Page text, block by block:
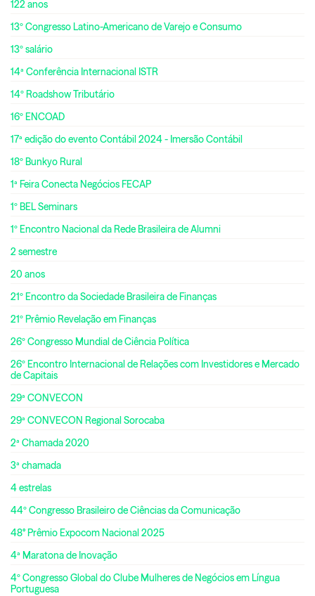
122 anos
13º Congresso Latino-Americano de Varejo e Consumo
13º salário
14ª Conferência Internacional ISTR
14º Roadshow Tributário
16º ENCOAD
17ª edição do evento Contábil 2024 - Imersão Contábil
18º Bunkyo Rural
1ª Feira Conecta Negócios FECAP
1º BEL Seminars
1º Encontro Nacional da Rede Brasileira de Alumni
2 semestre
20 anos
21º Encontro da Sociedade Brasileira de Finanças
21º Prêmio Revelação em Finanças
26º Congresso Mundial de Ciência Política
26º Encontro Internacional de Relações com Investidores e Mercado
de Capitais
29ª CONVECON
29ª CONVECON Regional Sorocaba
2ª Chamada 2020
3ª chamada
4 estrelas
44º Congresso Brasileiro de Ciências da Comunicação
48° Prêmio Expocom Nacional 2025
4ª Maratona de Inovação
4º Congresso Global do Clube Mulheres de Negócios em Língua
Portuguesa